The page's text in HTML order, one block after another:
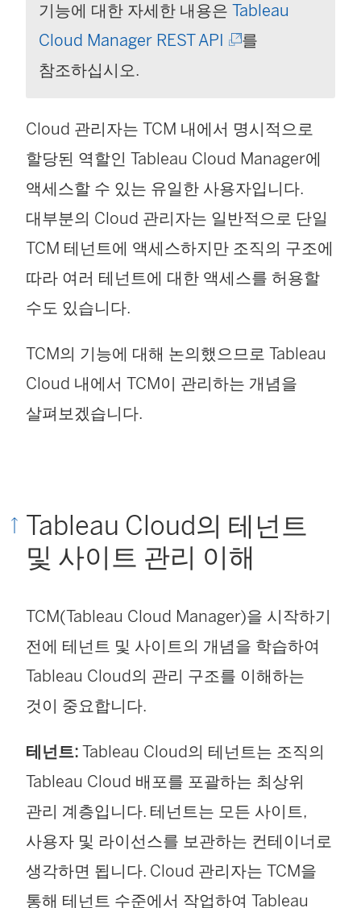
기능에 대한 자세한 내용은 Tableau
Cloud Manager REST API (
가
새
창
에
서
열
를
참조하십시오.
Cloud 관리자는 TCM 내에서 명시적으로
할당된 역할인 Tableau Cloud Manager에
액세스할 수 있는 유일한 사용자입니다.
대부분의 Cloud 관리자는 일반적으로 단일
TCM 테넌트에 액세스하지만 조직의 구조에
따라 여러 테넌트에 대한 액세스를 허용할
수도 있습니다.
TCM의 기능에 대해 논의했으므로 Tableau
Cloud 내에서 TCM이 관리하는 개념을
살펴보겠습니다.
Tableau Cloud의 테넌트
및 사이트 관리 이해
TCM(Tableau Cloud Manager)을 시작하기
전에 테넌트 및 사이트의 개념을 학습하여
Tableau Cloud의 관리 구조를 이해하는
것이 중요합니다.
테넌트: Tableau Cloud의 테넌트는 조직의
Tableau Cloud 배포를 포괄하는 최상위
관리 계층입니다. 테넌트는 모든 사이트,
사용자 및 라이선스를 보관하는 컨테이너로
생각하면 됩니다. Cloud 관리자는 TCM을
통해 테넌트 수준에서 작업하여 Tableau